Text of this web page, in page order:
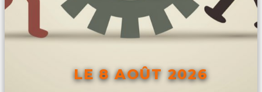
LE 8 AOÛT 2026